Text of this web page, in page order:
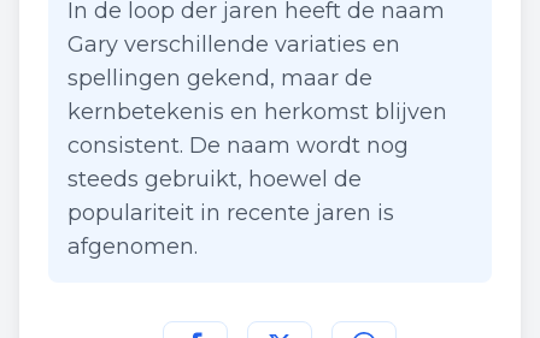
In de loop der jaren heeft de naam
Gary verschillende variaties en
spellingen gekend, maar de
kernbetekenis en herkomst blijven
consistent. De naam wordt nog
steeds gebruikt, hoewel de
populariteit in recente jaren is
afgenomen.